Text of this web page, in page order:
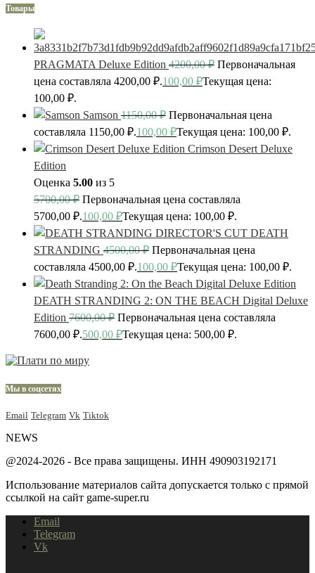
Товары
PRAGMATA Deluxe Edition 4200,00₽ Первоначальная
цена составляла 4200,00 ₽.100,00 ₽Текущая цена:
100,00 ₽.
Samson 1150,00₽ Первоначальная цена
составляла 1150,00 ₽.100,00 ₽Текущая цена: 100,00 ₽.
Crimson Desert Deluxe
Edition
Оценка 5.00 из 5
5700,00₽ Первоначальная цена составляла
5700,00 ₽.100,00 ₽Текущая цена: 100,00 ₽.
DEATH
STRANDING 4500,00₽ Первоначальная цена
составляла 4500,00 ₽.100,00 ₽Текущая цена: 100,00 ₽.
DEATH STRANDING 2: ON THE BEACH Digital Deluxe
Edition 7600,00₽ Первоначальная цена составляла
7600,00 ₽.500,00 ₽Текущая цена: 500,00 ₽.
Мы в соцсетях
Email Telegram Vk Tiktok
NEWS
@2024-2026 - Все права защищены. ИНН 490903192171
Использование материалов сайта допускается только с прямой
ссылкой на сайт game-super.ru
Email
Telegram
Vk